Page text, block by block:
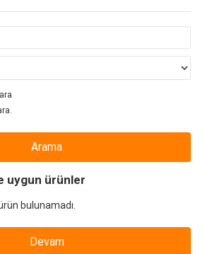
Arama
uygun ürünler
bulunamadı.
Devam